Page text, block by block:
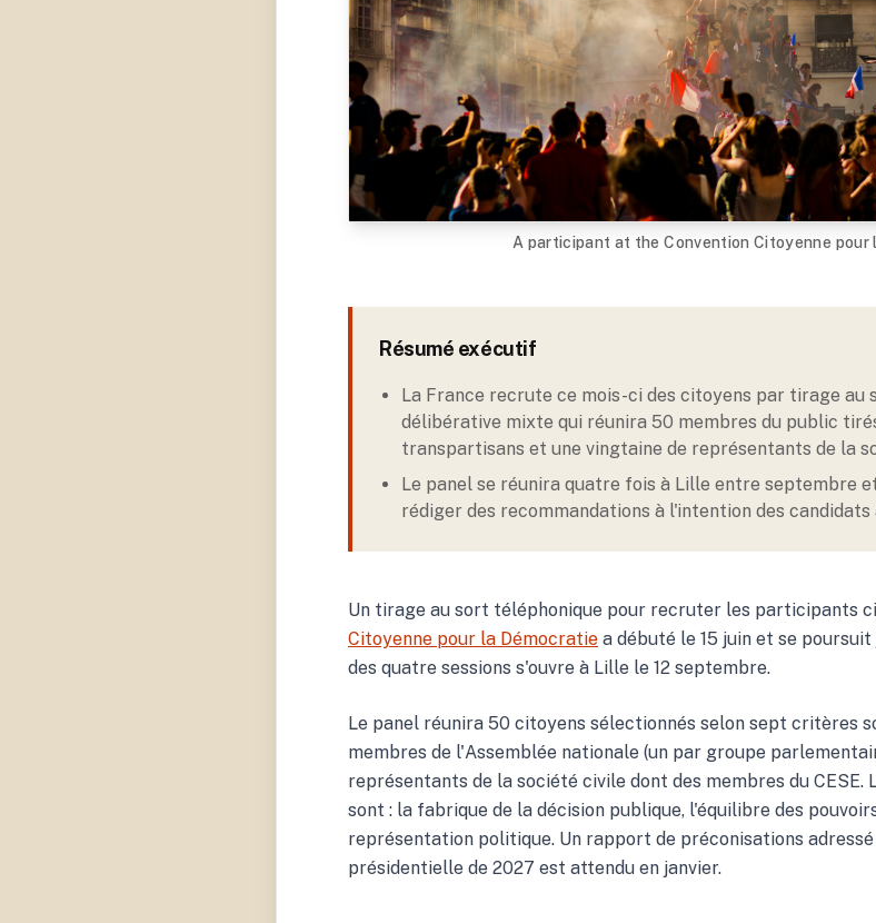
A participant at the Convention Citoyenne pour
Résumé exécutif
La France recrute ce mois-ci des citoyens par tirage au
délibérative mixte qui réunira 50 membres du public
transpartisans et une vingtaine de représentants de la
Le panel se réunira quatre fois à Lille entre septembre
rédiger des recommandations à l'intention des
Un tirage au sort téléphonique pour recruter les participants
Citoyenne pour la Démocratie a débuté le 15 juin et se
des quatre sessions s'ouvre à Lille le 12 septembre.
Le panel réunira 50 citoyens sélectionnés selon sept critères
membres de l'Assemblée nationale (un par groupe
représentants de la société civile dont des membres du
sont : la fabrique de la décision publique, l'équilibre des
représentation politique. Un rapport de préconisations
présidentielle de 2027 est attendu en janvier.